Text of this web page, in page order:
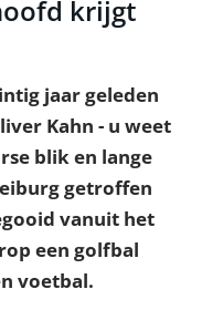
krijgt
jaar geleden
Kahn - u weet
blik en lange
getroffen
vanuit het
een golfbal
voetbal.